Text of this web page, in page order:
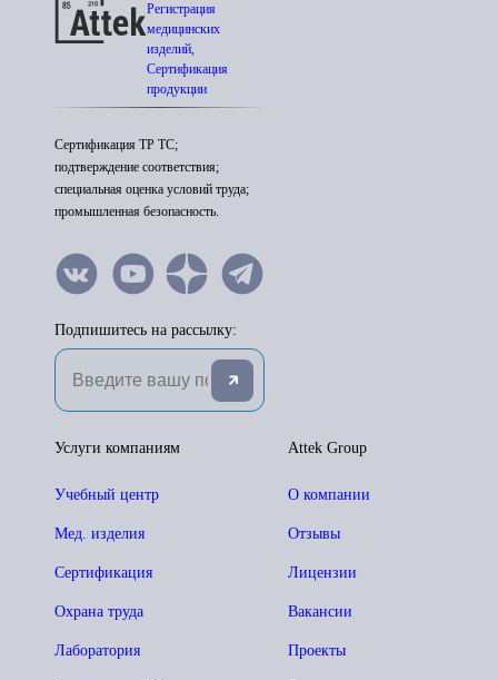
Регистрация
медицинских
изделий,
Сертификация
продукции
Сертификация ТР ТС;
подтверждение соответствия;
специальная оценка условий труда;
промышленная безопасность.
Подпишитесь на рассылку:
Attek Group
О компании
Отзывы
Лицензии
Вакансии
Проекты
Услуги компаниям
Учебный центр
Мед. изделия
Сертификация
Охрана труда
Лаборатория